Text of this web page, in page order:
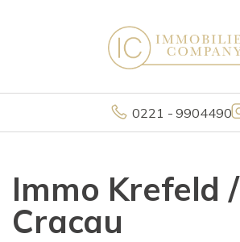
0221 - 9904490
Immo Krefeld /
Cracau